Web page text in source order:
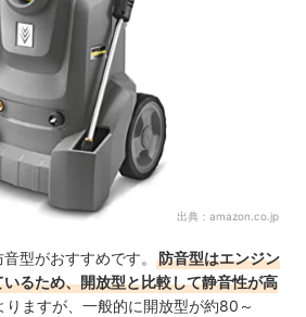
出典： amazon.co.jp
型がおすすめです。
防音型はエンジン
るため、開放型と比較して静音性が高
ますが、一般的に開放型が約80～